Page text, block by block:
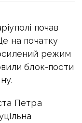
почав
на початку
режим
блок-пости
Петра